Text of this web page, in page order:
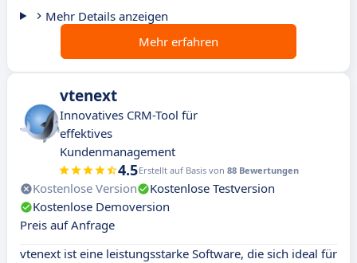
Mehr Details anzeigen
Mehr erfahren
vtenext
Innovatives CRM-Tool für
effektives
Kundenmanagement
4.5Erstellt auf Basis von 88 Bewertungen
Kostenlose Version
Kostenlose Testversion
Kostenlose Demoversion
Preis auf Anfrage
vtenext ist eine leistungsstarke Software, die sich ideal für